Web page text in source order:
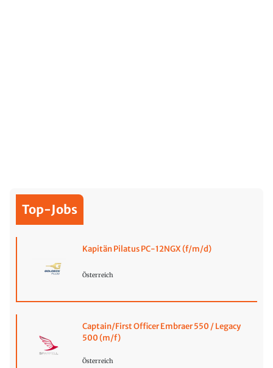
Top-Jobs
Kapitän Pilatus PC-12NGX (f/m/d)
Österreich
Captain/First Officer Embraer 550 / Legacy
500 (m/f)
Österreich